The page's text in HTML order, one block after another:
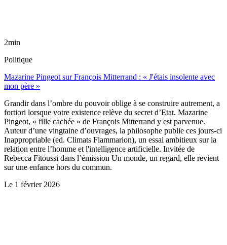
2min
Politique
Mazarine Pingeot sur François Mitterrand : « J'étais insolente avec
mon père »
Grandir dans l’ombre du pouvoir oblige à se construire autrement, a
fortiori lorsque votre existence relève du secret d’Etat. Mazarine
Pingeot, « fille cachée » de François Mitterrand y est parvenue.
Auteur d’une vingtaine d’ouvrages, la philosophe publie ces jours-ci
Inappropriable (ed. Climats Flammarion), un essai ambitieux sur la
relation entre l’homme et l'intelligence artificielle. Invitée de
Rebecca Fitoussi dans l’émission Un monde, un regard, elle revient
sur une enfance hors du commun.
Le 1 février 2026